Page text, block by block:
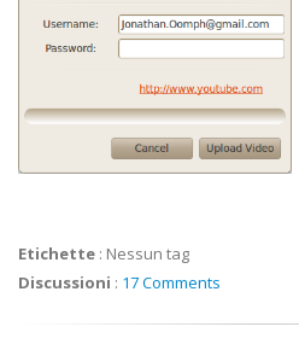
Etichette : Nessun tag
Discussioni : 17 Comments